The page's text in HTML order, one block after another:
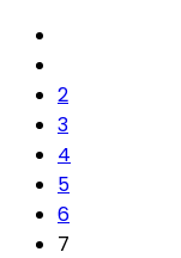
2
3
4
5
6
7